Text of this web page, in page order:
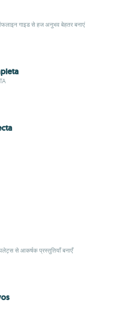
गाइड से हज अनुभव बेहतर बनाएं
से आकर्षक प्रस्तुतियाँ बनाएँ